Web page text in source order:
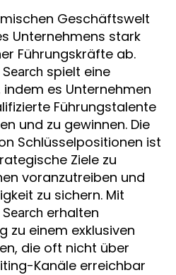
Geschäftswelt
Unternehmens stark
Führungskräfte ab.
spielt eine
es Unternehmen
Führungstalente
und zu gewinnen. Die
Schlüsselpositionen ist
Ziele zu
voranzutreiben und
zu sichern. Mit
erhalten
zu einem exklusiven
die oft nicht über
Kanäle erreichbar